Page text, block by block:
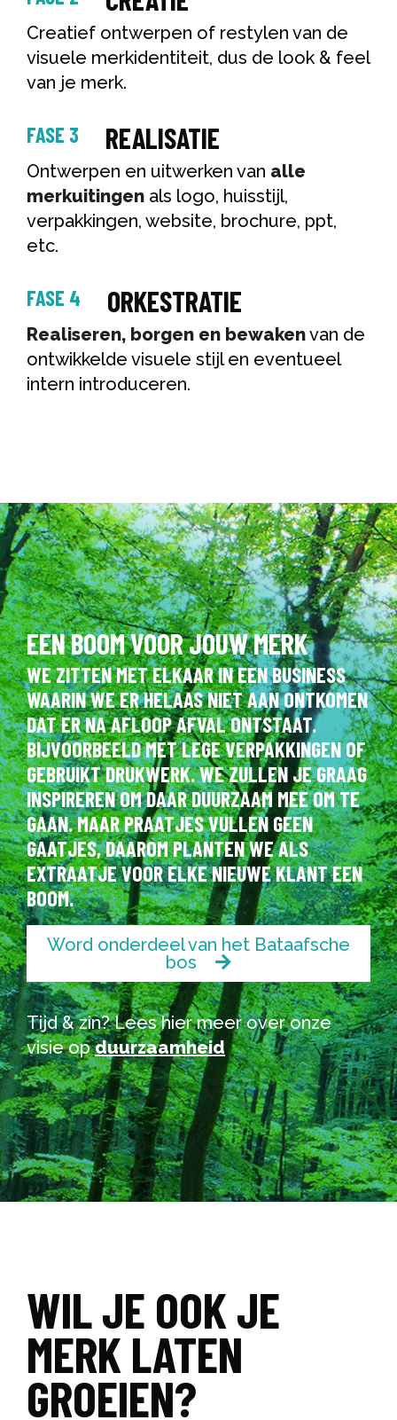
Creatief ontwerpen of restylen van de
visuele merkidentiteit, dus de look & feel
van je merk.
FASE 3 REALISATIE
Ontwerpen en uitwerken van alle
merkuitingen als logo, huisstijl,
verpakkingen, website, brochure, ppt,
etc.
FASE 4 ORKESTRATIE
Realiseren, borgen en bewakenvan de
ontwikkelde visuele stijl en eventueel
intern introduceren.
EEN BOOM VOOR JOUW MERK
WE ZITTEN MET ELKAAR IN EEN BUSINESS
WAARIN WE ER HELAAS NIET AAN ONTKOMEN
DAT ER NA AFLOOP AFVAL ONTSTAAT.
BIJVOORBEELD MET LEGE VERPAKKINGEN OF
GEBRUIKT DRUKWERK. WE ZULLEN JE GRAAG
INSPIREREN OM DAAR DUURZAAM MEE OM TE
GAAN. MAAR PRAATJES VULLEN GEEN
GAATJES, DAAROM PLANTEN WE ALS
EXTRAATJE VOOR ELKE NIEUWE KLANT EEN
BOOM.
Word onderdeel van het Bataafsche
bos
Tijd & zin? Lees hier meer over onze
visie opduurzaamheid
WIL JE OOK JE
MERK LATEN
GROEIEN?